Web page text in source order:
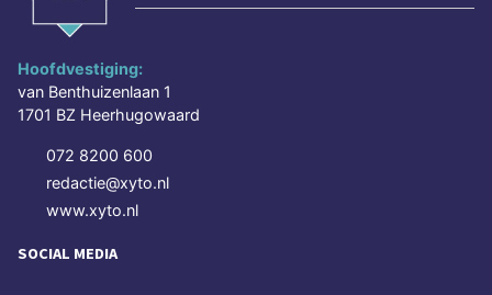
Hoofdvestiging:
van Benthuizenlaan 1
1701 BZ Heerhugowaard
072 8200 600
redactie@xyto.nl
www.xyto.nl
SOCIAL MEDIA